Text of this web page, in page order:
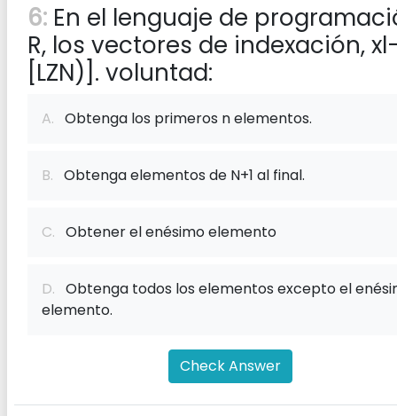
6: En el lenguaje de
R, los vectores de indexación,
[LZN)]. voluntad:
A. Obtenga los primeros n elementos.
B. Obtenga elementos de N+1 al final.
C. Obtener el enésimo elemento
D. Obtenga todos los elementos excepto el
elemento.
Check Answer